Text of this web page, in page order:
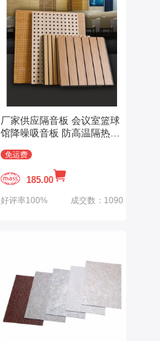
厂家供应隔音板 会议室篮球
馆降噪吸音板 防高温隔热穿
免运费
185.00
好评率100% 成交数：1090